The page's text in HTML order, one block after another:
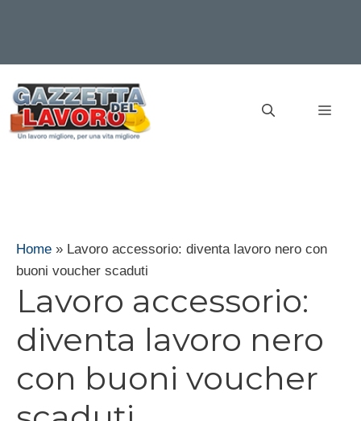
contenuto
Home » Lavoro accessorio: diventa lavoro nero con
buoni voucher scaduti
Lavoro accessorio:
diventa lavoro nero
con buoni voucher